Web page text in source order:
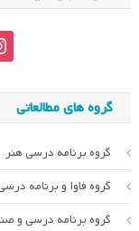
گروه های مطالعاتی
گروه برنامه درسی هنر
گروه فاوا و برنامه
گروه برنامه درسی و